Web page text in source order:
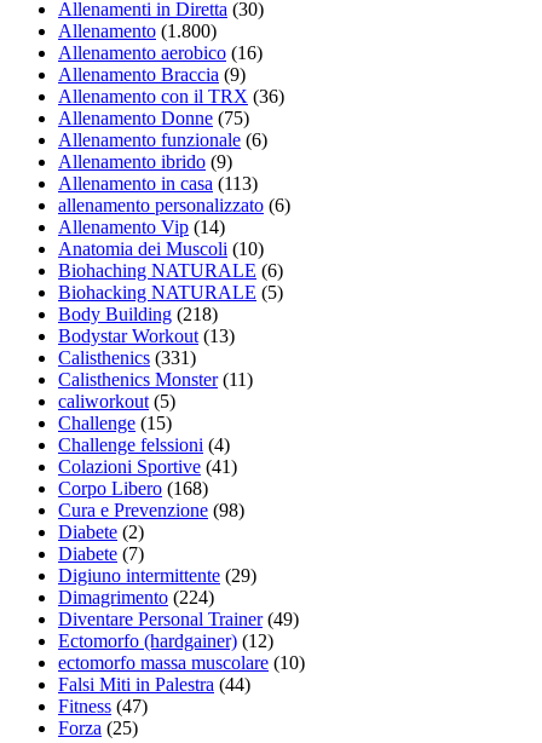
Allenamenti in Diretta (30)
Allenamento (1.800)
Allenamento aerobico (16)
Allenamento Braccia (9)
Allenamento con il TRX (36)
Allenamento Donne (75)
Allenamento funzionale (6)
Allenamento ibrido (9)
Allenamento in casa (113)
allenamento personalizzato (6)
Allenamento Vip (14)
Anatomia dei Muscoli (10)
Biohaching NATURALE (6)
Biohacking NATURALE (5)
Body Building (218)
Bodystar Workout (13)
Calisthenics (331)
Calisthenics Monster(11)
caliworkout (5)
Challenge (15)
Challenge felssioni (4)
Colazioni Sportive (41)
Corpo Libero (168)
Cura e Prevenzione (98)
Diabete (2)
Diabete (7)
Digiuno intermittente (29)
Dimagrimento (224)
Diventare Personal Trainer(49)
Ectomorfo (hardgainer) (12)
ectomorfo massa muscolare (10)
Falsi Miti in Palestra (44)
Fitness (47)
Forza (25)